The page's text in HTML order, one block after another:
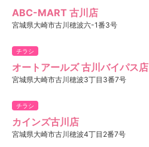
ABC-MART 古川店
宮城県大崎市古川穂波六-1番3号
チラシ
オートアールズ 古川バイパス店
宮城県大崎市古川穂波3丁目3番7号
チラシ
カインズ古川店
宮城県大崎市古川穂波4丁目2番7号